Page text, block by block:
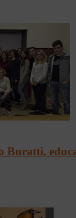
Buratti,